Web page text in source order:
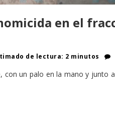
en el
de lectura: 2 minutos
con un palo en la mano y junto